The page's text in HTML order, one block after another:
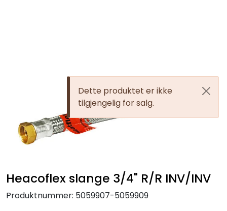
Dette produktet er ikke
tilgjengelig for salg.
Heacoflex slange 3/4" R/R INV/INV
Produktnummer: 5059907-5059909
Søk om proffkundekonto
Outlet